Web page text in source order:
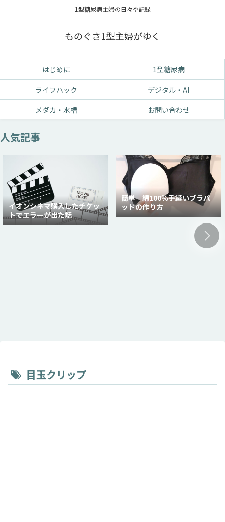
1型糖尿病主婦の日々や記録
ものぐさ1型主婦がゆく
はじめに
1型糖尿病
ライフハック
デジタル・AI
メダカ・水槽
お問い合わせ
人気記事
イオンシネマ購入したチケッ
トでエラーが出た話
簡単 綿100％手縫いブラパ
ッドの作り方
目玉クリップ